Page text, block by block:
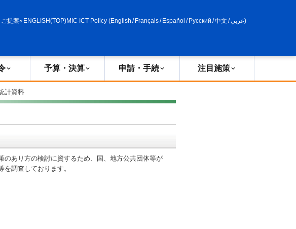
提案 ENGLISH(TOP)MIC ICT Policy (English / Français/ Español / Русский /中文 /عربي)
予算・決算 申請・手続 注目施策
計資料
あり方の検討に資するため、国、地方公共団体等が
調査しております。